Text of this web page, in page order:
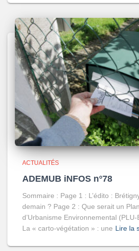
ACTUALITÉS
ADEMUB iNFOS n°78
Sommaire : Page 1 : L’édito :
demain ? Page 2 : Que serait un
d’Urbanisme Environnemental
La « carto-végétation » : une Lire la